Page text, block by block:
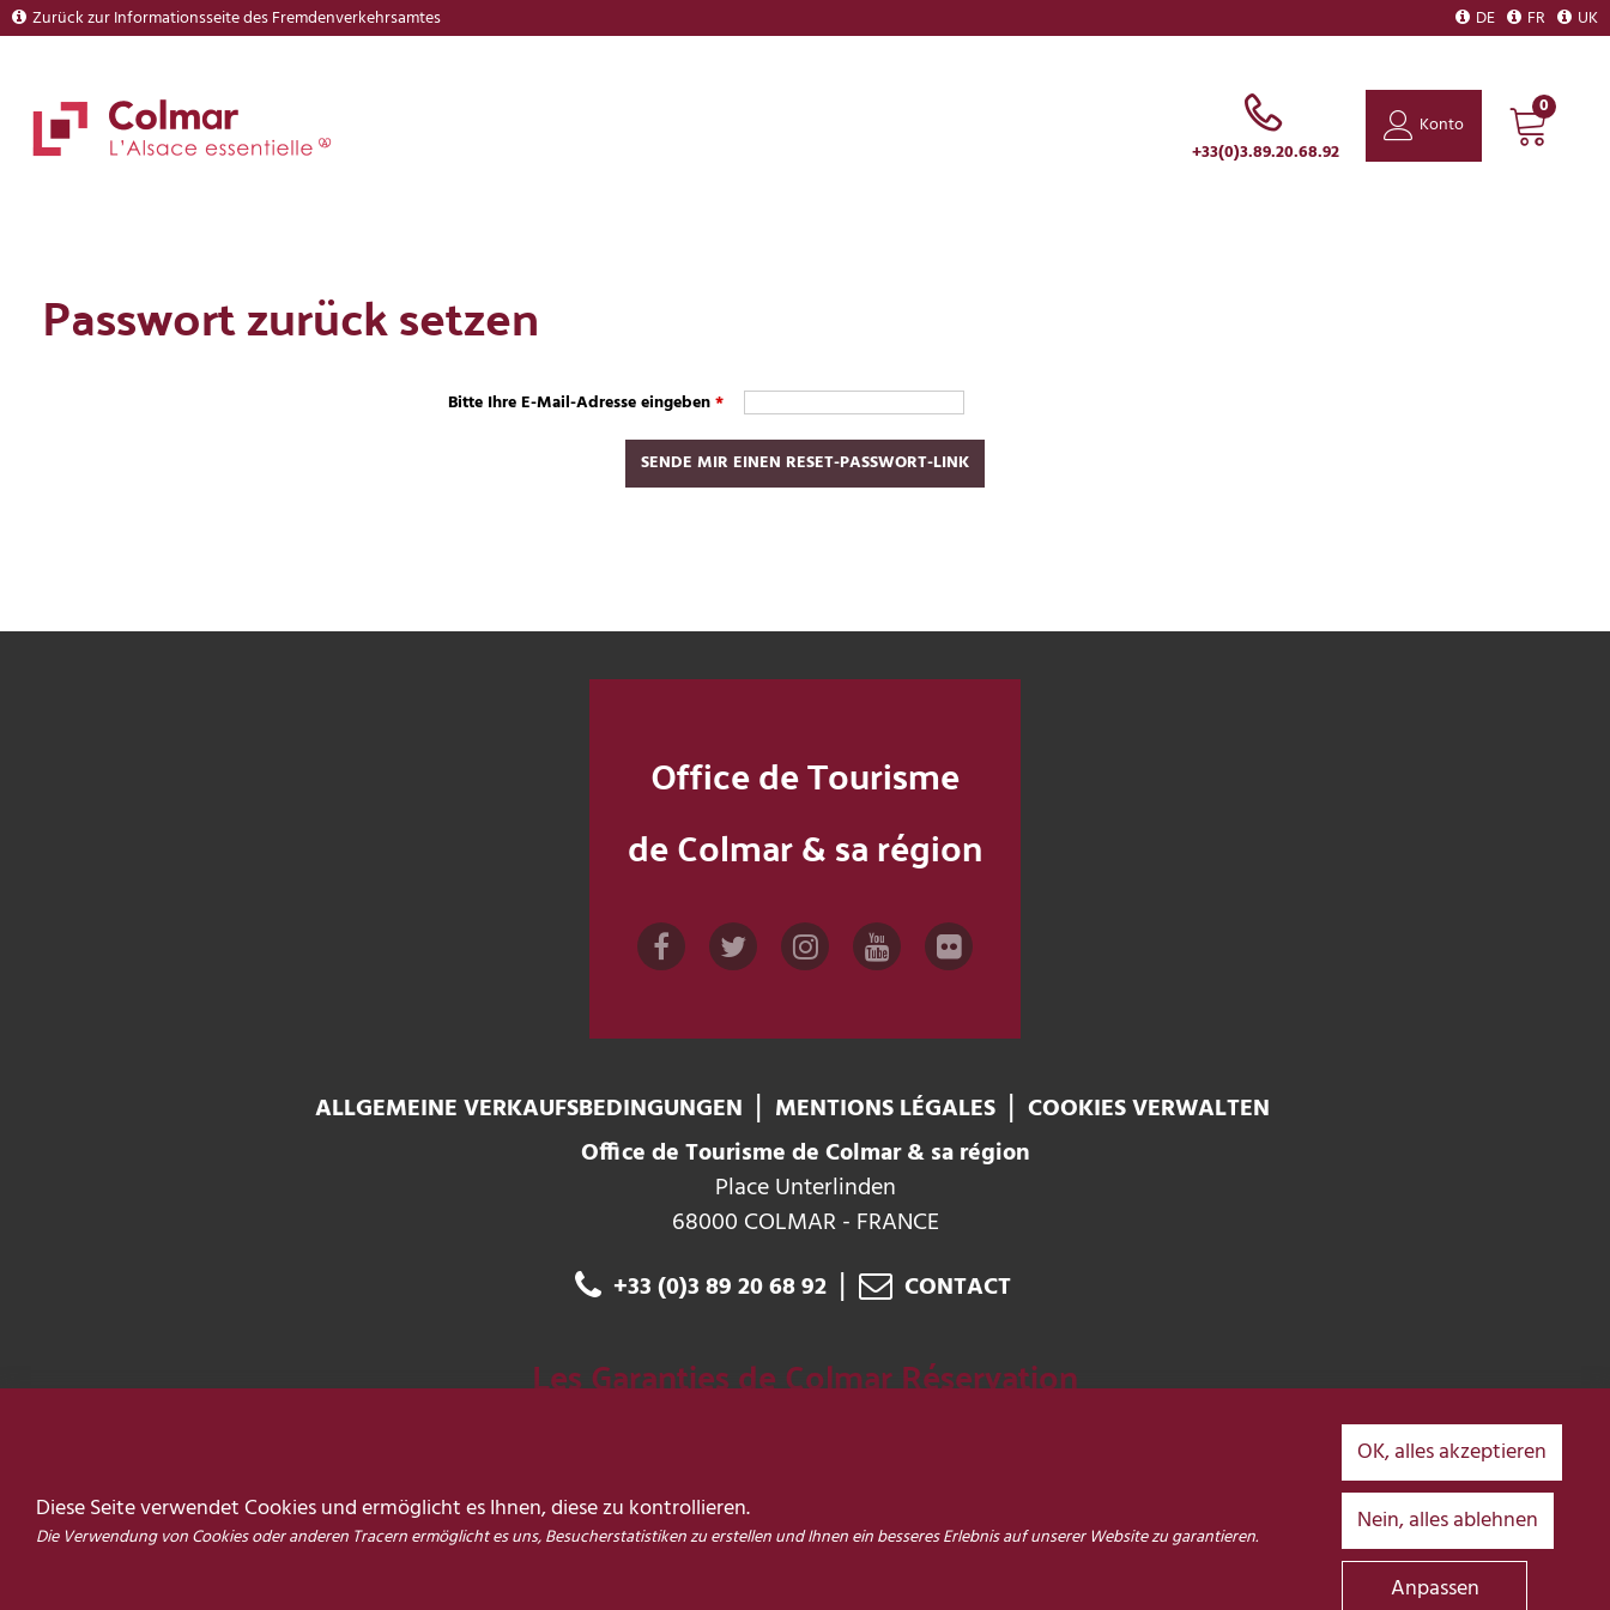
Zurück zur Informationsseite des Fremdenverkehrsamtes DE FR UK
+33(0)3.89.20.68.92
Konto
0
Passwort zurück setzen
Bitte Ihre E-Mail-Adresse eingeben*
SENDE MIR EINEN RESET-PASSWORT-LINK
Office de Tourisme de Colmar & sa région
Place Unterlinden
68000 COLMAR - FRANCE
+33 (0)3 89 20 68 92
CONTACT
Office de Tourisme
de Colmar & sa région
ALLGEMEINE VERKAUFSBEDINGUNGEN MENTIONS LÉGALES COOKIES VERWALTEN
Les Garanties de Colmar Réservation
Une réservation et un paie
ment en
ligne 100
% sécurisé Des experts de la destination sur
place et à votre écoute Des disponibilités en ligne en
te
mps réel
Diese Seite verwendet Cookies und ermöglicht es Ihnen, diese zu kontrollieren.
Die Verwendung von Cookies oder anderen Tracern ermöglicht es uns, Besucherstatistiken zu erstellen und Ihnen ein besseres Erlebnis auf unserer Website zu garantieren.
OK, alles akzeptieren
Nein, alles ablehnen
Anpassen